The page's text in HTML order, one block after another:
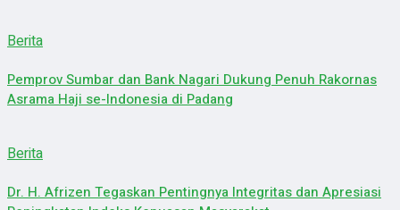
Berita
Pemprov Sumbar dan Bank Nagari Dukung Penuh Rakornas
Asrama Haji se-Indonesia di Padang
Berita
Dr. H. Afrizen Tegaskan Pentingnya Integritas dan Apresiasi